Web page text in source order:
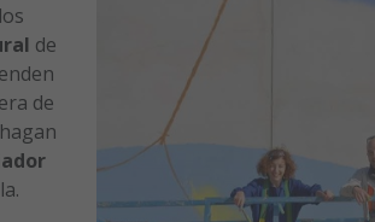
de
de